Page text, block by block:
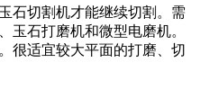
石切割机才能继续切割。需
玉石打磨机和微型电磨机。
很适宜较大平面的打磨、切